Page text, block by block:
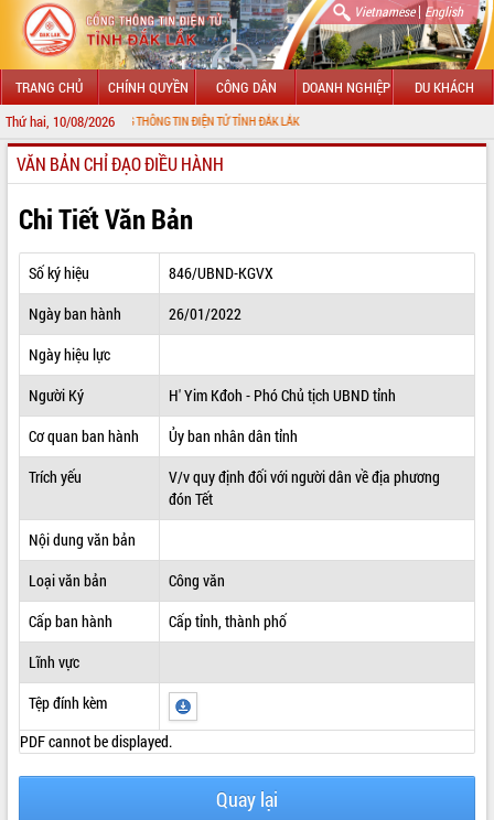
Vietnamese| English
TRANG CHỦ CHÍNH QUYỀN CÔNG DÂN DOANH NGHIỆP DU KHÁCH
Thứ hai, 10/08/2026
VỚI CỔNG THÔNG TIN ĐIỆN TỬ TỈNH ĐẮK LẮK
GIỚI THIỆU
LÃNH ĐẠO UBND TỈNH
TIN TỨC SỰ KIỆN
SỞ, BAN, NGÀNH
THÔNG TIN CHỈ ĐẠO ĐIỀU HÀNH
HỆ THỐNG VĂN BẢN
VĂN BẢN HĐND TỈNH
ĐIỂM TIN VĂN BẢN
VĂN BẢN CHỈ ĐẠO ĐIỀU HÀNH
Chi Tiết Văn Bản
Số ký hiệu
846/UBND-KGVX
Ngày ban hành
26/01/2022
Ngày hiệu lực
Người Ký
H' Yim Kđoh - Phó Chủ tịch UBND tỉnh
Cơ quan ban hành
Ủy ban nhân dân tỉnh
Trích yếu
V/v quy định đối với người dân về địa phương
đón Tết
Nội dung văn bản
Loại văn bản
Công văn
Cấp ban hành
Cấp tỉnh, thành phố
Lĩnh vực
Tệp đính kèm
PDF cannot be displayed.
Quay lại